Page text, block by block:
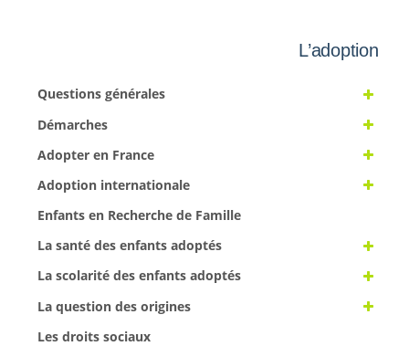
L’adoption
Questions générales
Démarches
Adopter en France
Adoption internationale
Enfants en Recherche de Famille
La santé des enfants adoptés
La scolarité des enfants adoptés
La question des origines
Les droits sociaux